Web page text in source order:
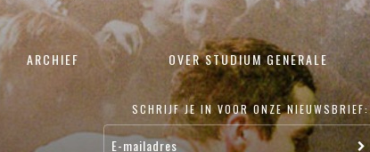
ARCHIEF OVER STUDIUM GENERALE
SCHRIJF JE IN VOOR ONZE NIEUWSBRIEF: